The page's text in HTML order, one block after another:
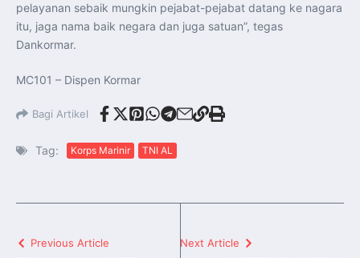
pelayanan sebaik mungkin pejabat-pejabat datang ke nagara
itu, jaga nama baik negara dan juga satuan”, tegas
Dankormar.
MC101 – Dispen Kormar
Bagi Artikel
Tag: Korps Marinir TNI AL
Previous Article Next Article